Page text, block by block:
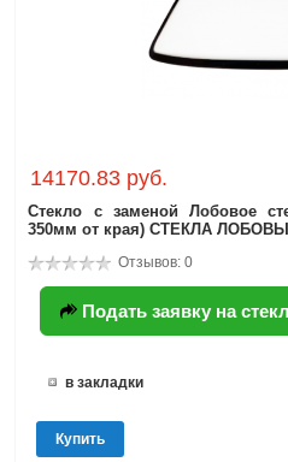
14170.83 руб.
Стекло с заменой Лобовое
350мм от края) СТЕКЛА
Отзывов: 0
Подать заявку на
в закладки
Купить